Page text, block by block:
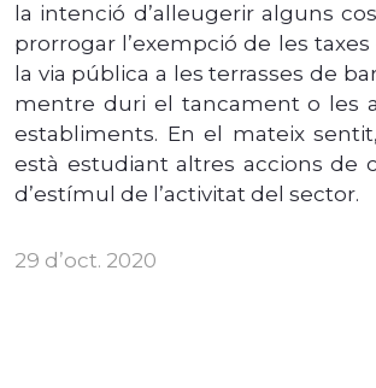
la intenció d’alleugerir alguns
prorrogar l’exempció de les taxes
la via pública a les terrasses de
mentre duri el tancament o les
establiments. En el mateix
està estudiant altres accions de
d’estímul de l’activitat del sector.
29 d’oct. 2020